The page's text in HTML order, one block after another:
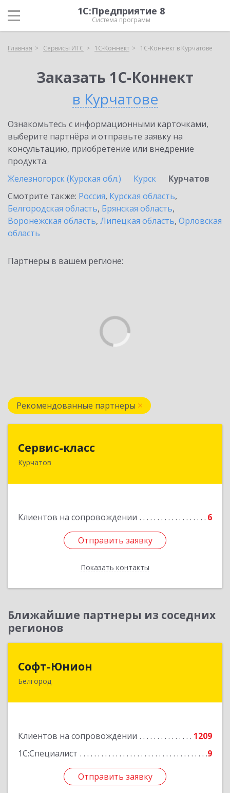
1С:Предприятие 8
Система программ
Главная Сервисы ИТС 1С-Коннект 1С-Коннект в Курчатове
Заказать 1С-Коннект
в Курчатове
Ознакомьтесь с информационными карточками,
выберите партнёра и отправьте заявку на
консультацию, приобретение или внедрение
продукта.
Железногорск (Курская обл.)
Курск
Курчатов
Смотрите также: Россия, Курская область,
Белгородская область, Брянская область,
Воронежская область, Липецкая область, Орловская
область
Партнеры в вашем регионе:
Рекомендованные партнеры
Сервис-класс
Курчатов
Клиентов на сопровождении 6
Отправить заявку
Показать контакты
Подробнее
Отправить заявку
Назад
Ближайшие партнеры из соседних
регионов
Софт-Юнион
Белгород
Клиентов на сопровождении
1209
1С:Специалист
9
Отправить заявку
308014, Белгородская обл, Белгород г, Садовая
Отправить заявку